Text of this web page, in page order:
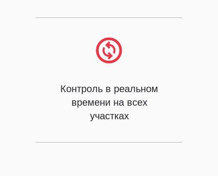
Контроль в реальном
времени на всех
участках